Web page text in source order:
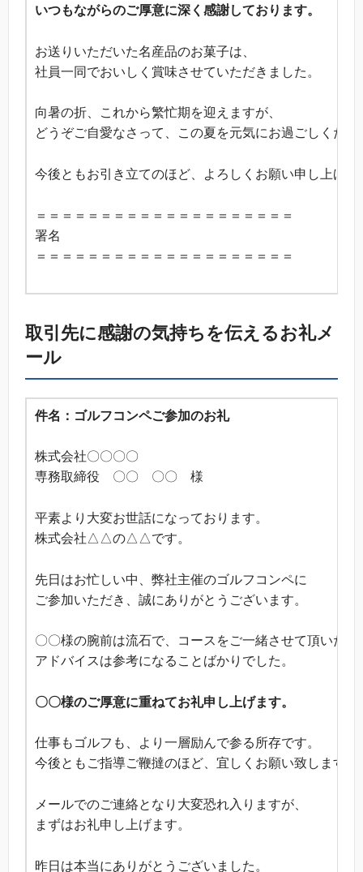
いつもながらのご厚意に深く感謝しております。
お送りいただいた名産品のお菓子は、
社員一同でおいしく賞味させていただきました。
向暑の折、これから繁忙期を迎えますが、
どうぞご自愛なさって、この夏を元気にお過ごしくださ
今後ともお引き立てのほど、よろしくお願い申し上げま
＝＝＝＝＝＝＝＝＝＝＝＝＝＝＝＝＝＝＝＝
署名
＝＝＝＝＝＝＝＝＝＝＝＝＝＝＝＝＝＝＝＝
取引先に感謝の気持ちを伝えるお礼メ
ール
件名：ゴルフコンペご参加のお礼
株式会社〇〇〇〇
専務取締役 〇〇 〇〇 様
平素より大変お世話になっております。
株式会社△△の△△です。
先日はお忙しい中、弊社主催のゴルフコンペに
ご参加いただき、誠にありがとうございます。
〇〇様の腕前は流石で、コースをご一緒させて頂いたと
アドバイスは参考になることばかりでした。
〇〇様のご厚意に重ねてお礼申し上げます。
仕事もゴルフも、より一層励んで参る所存です。
今後ともご指導ご鞭撻のほど、宜しくお願い致します。
メールでのご連絡となり大変恐れ入りますが、
まずはお礼申し上げます。
昨日は本当にありがとうございました。